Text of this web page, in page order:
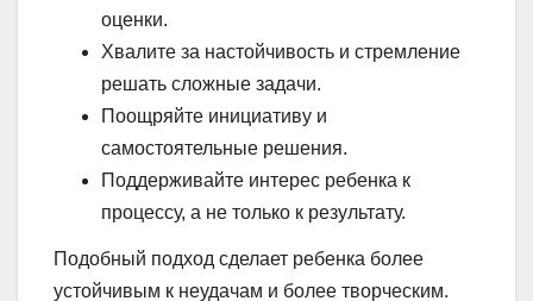
оценки.
Хвалите за настойчивость и стремление
решать сложные задачи.
Поощряйте инициативу и
самостоятельные решения.
Поддерживайте интерес ребенка к
процессу, а не только к результату.
Подобный подход сделает ребенка более
устойчивым к неудачам и более творческим.